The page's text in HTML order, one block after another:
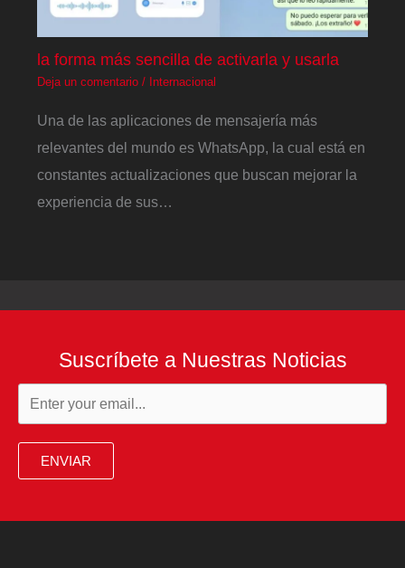
la forma más sencilla de activarla y usarla
Deja un comentario / Internacional
Una de las aplicaciones de mensajería más
relevantes del mundo es WhatsApp, la cual está en
constantes actualizaciones que buscan mejorar la
experiencia de sus…
Suscríbete a Nuestras Noticias
ENVIAR